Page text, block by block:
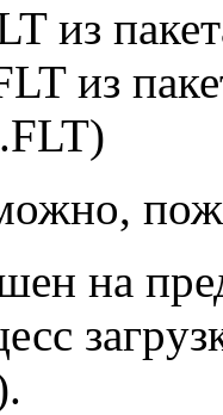
из
из
на